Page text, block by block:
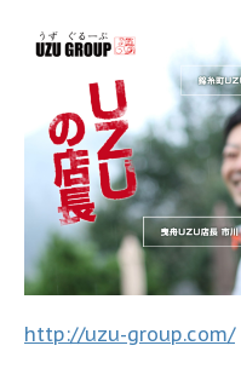
http://uzu-group.com/